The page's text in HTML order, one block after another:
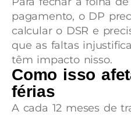
pagamento, o DP
calcular o DSR e
que as faltas
têm impacto nisso.
Como isso
férias
A cada 12 meses de